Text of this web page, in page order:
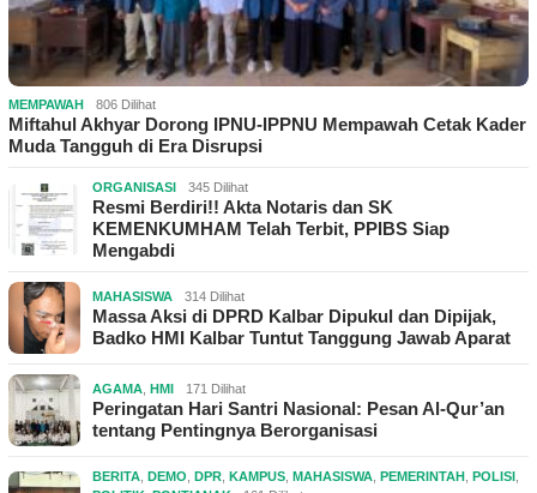
MEMPAWAH 806 Dilihat
Miftahul Akhyar Dorong IPNU-IPPNU Mempawah Cetak Kader
Muda Tangguh di Era Disrupsi
ORGANISASI 345 Dilihat
Resmi Berdiri!! Akta Notaris dan SK
KEMENKUMHAM Telah Terbit, PPIBS Siap
Mengabdi
MAHASISWA 314 Dilihat
Massa Aksi di DPRD Kalbar Dipukul dan Dipijak,
Badko HMI Kalbar Tuntut Tanggung Jawab Aparat
AGAMA HMI 171 Dilihat
Peringatan Hari Santri Nasional: Pesan Al-Qur’an
tentang Pentingnya Berorganisasi
BERITA DEMO DPR KAMPUS MAHASISWA PEMERINTAH POLISI